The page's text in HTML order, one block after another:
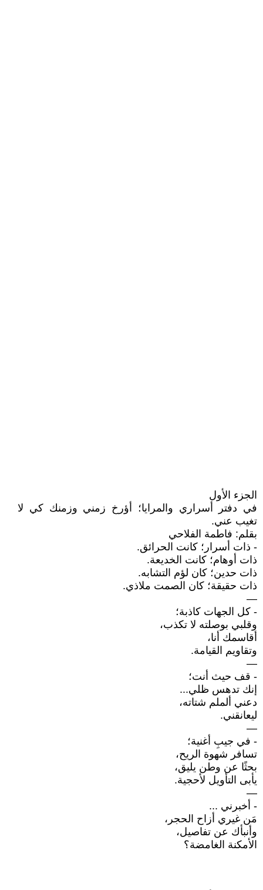
الجزء الأول
في دفتر أسراري والمرايا؛ أؤرخ زمني وزمنك كي لا
تغيب عني.
بقلم: فاطمة الفلاحي
- ذات أسرار؛ كانت الحرائق.
ذات أوهام؛ كانت الخديعة.
ذات حدين؛ كان لؤم التشابه.
ذات حقيقة؛ كان الصمت ملاذي.
—
- كل الجهات كاذبة؛
وقلبي بوصلته لا تكذب،
أقاسمك أنا،
وتقاويم القيامة.
—
- قف حيث أنت؛
إنك تدهس ظلي...
دعني ألملم شتاته،
ليعانقني.
—
- في جيبِ أغنية؛
تسافر شهوة الريح،
بحثًا عن وطن يليق،
يأبى التأويل لأحجية.
—
- أخبرني ...
مَن غيري أزاح الحجر،
وأنبأك عن تفاصيل،
الأمكنة الغامضة؟